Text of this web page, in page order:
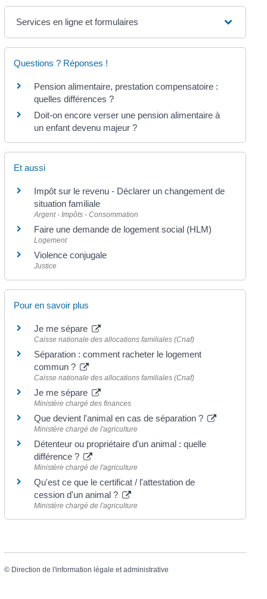
Services en ligne et formulaires
Questions ? Réponses !
Pension alimentaire, prestation compensatoire :
quelles différences ?
Doit-on encore verser une pension alimentaire à
un enfant devenu majeur ?
Et aussi
Impôt sur le revenu - Déclarer un changement de
situation familiale
Argent - Impôts - Consommation
Faire une demande de logement social (HLM)
Logement
Violence conjugale
Justice
Pour en savoir plus
Je me sépare
Caisse nationale des allocations familiales (Cnaf)
Séparation : comment racheter le logement
commun ?
Caisse nationale des allocations familiales (Cnaf)
Je me sépare
Ministère chargé des finances
Que devient l'animal en cas de séparation ?
Ministère chargé de l'agriculture
Détenteur ou propriétaire d'un animal : quelle
différence ?
Ministère chargé de l'agriculture
Qu'est ce que le certificat / l'attestation de
cession d'un animal ?
Ministère chargé de l'agriculture
© Direction de l'information légale et administrative